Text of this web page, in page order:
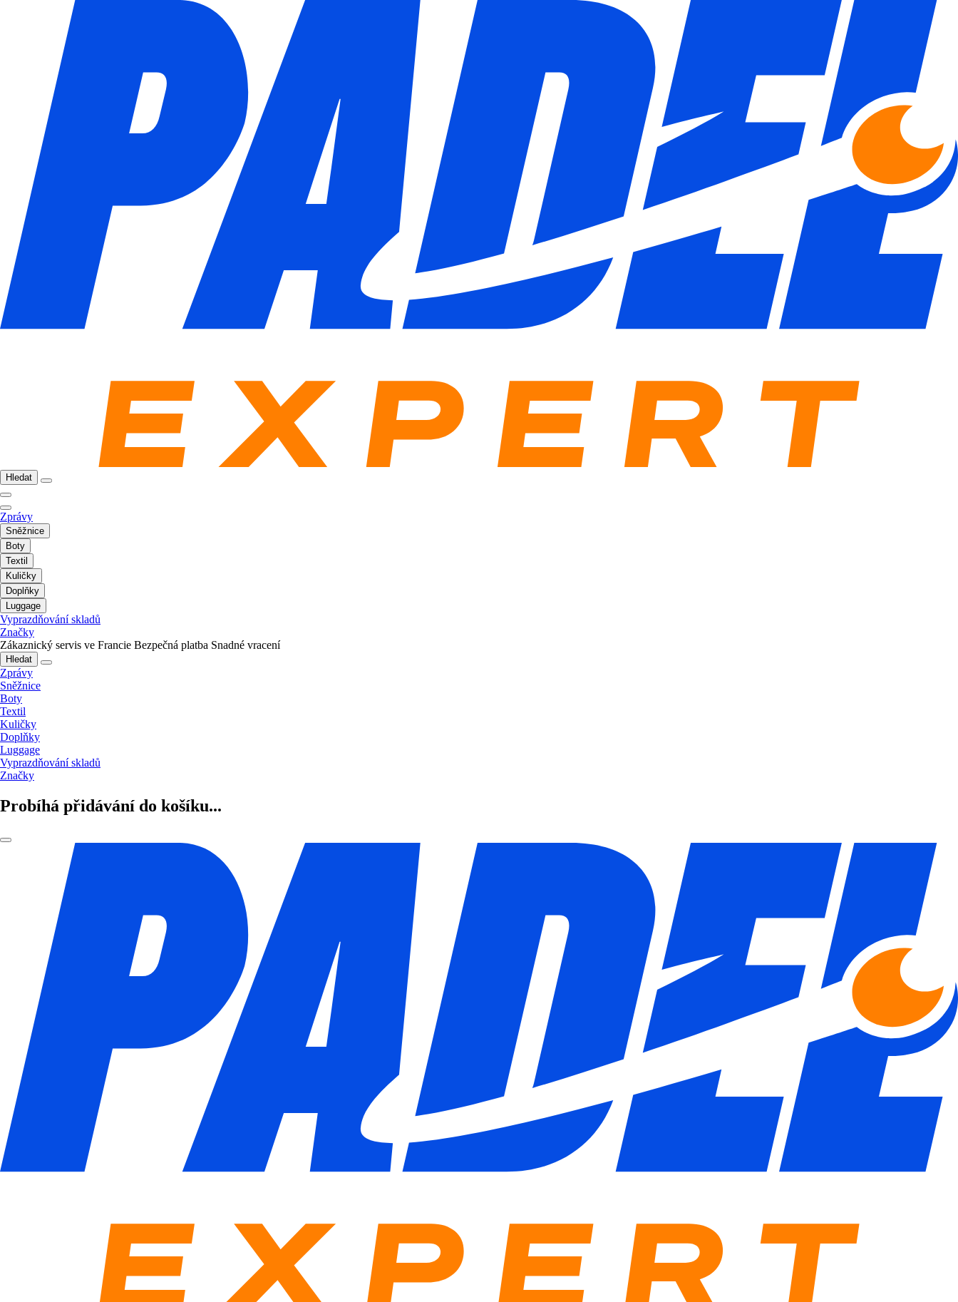
Hledat
Zprávy
Sněžnice
Boty
Textil
Kuličky
Doplňky
Luggage
Vyprazdňování skladů
Značky
Zákaznický servis ve Francie Bezpečná platba Snadné vracení
Hledat
Zprávy
Sněžnice
Boty
Textil
Kuličky
Doplňky
Luggage
Vyprazdňování skladů
Značky
Probíhá přidávání do košíku...